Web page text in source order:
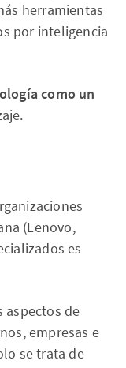
herramientas
por inteligencia
como un
(Lenovo,
es
aspectos de
empresas e
se trata de